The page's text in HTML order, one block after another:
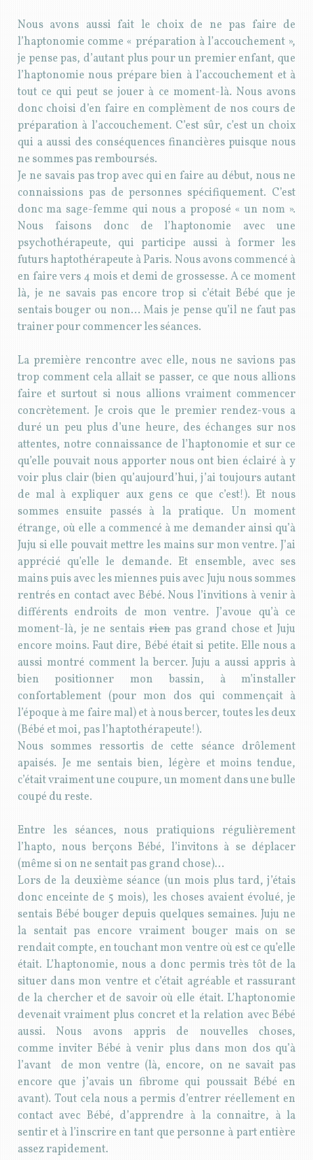
Nous avons aussi fait le choix de ne pas faire de
l’haptonomie comme « préparation à l’accouchement »,
je pense pas, d’autant plus pour un premier enfant, que
l’haptonomie nous prépare bien à l’accouchement et à
tout ce qui peut se jouer à ce moment-là. Nous avons
donc choisi d’en faire en complèment de nos cours de
préparation à l’accouchement. C’est sûr, c’est un choix
qui a aussi des conséquences financières puisque nous
ne sommes pas remboursés.
Je ne savais pas trop avec qui en faire au début, nous ne
connaissions pas de personnes spécifiquement. C’est
donc ma sage-femme qui nous a proposé « un nom ».
Nous faisons donc de l’haptonomie avec une
psychothérapeute, qui participe aussi à former les
futurs haptothérapeute à Paris. Nous avons commencé à
en faire vers 4 mois et demi de grossesse. A ce moment
là, je ne savais pas encore trop si c’était Bébé que je
sentais bouger ou non… Mais je pense qu’il ne faut pas
trainer pour commencer les séances.
La première rencontre avec elle, nous ne savions pas
trop comment cela allait se passer, ce que nous allions
faire et surtout si nous allions vraiment commencer
concrètement. Je crois que le premier rendez-vous a
duré un peu plus d’une heure, des échanges sur nos
attentes, notre connaissance de l’haptonomie et sur ce
qu’elle pouvait nous apporter nous ont bien éclairé à y
voir plus clair (bien qu’aujourd’hui, j’ai toujours autant
de mal à expliquer aux gens ce que c’est!). Et nous
sommes ensuite passés à la pratique. Un moment
étrange, où elle a commencé à me demander ainsi qu’à
Juju si elle pouvait mettre les mains sur mon ventre. J’ai
apprécié qu’elle le demande. Et ensemble, avec ses
mains puis avec les miennes puis avec Juju nous sommes
rentrés en contact avec Bébé. Nous l’invitions à venir à
différents endroits de mon ventre. J’avoue qu’à ce
moment-là, je ne sentaisrien pas grand chose et Juju
encore moins. Faut dire, Bébé était si petite. Elle nous a
aussi montré comment la bercer. Juju a aussi appris à
bien positionner mon bassin, à m’installer
confortablement (pour mon dos qui commençait à
l’époque à me faire mal) et à nous bercer, toutes les deux
(Bébé et moi, pas l’haptothérapeute!).
Nous sommes ressortis de cette séance drôlement
apaisés. Je me sentais bien, légère et moins tendue,
c’était vraiment une coupure, un moment dans une bulle
coupé du reste.
Entre les séances, nous pratiquions régulièrement
l’hapto, nous berçons Bébé, l’invitons à se déplacer
(même si on ne sentait pas grand chose)…
Lors de la deuxième séance (un mois plus tard, j’étais
donc enceinte de 5 mois), les choses avaient évolué, je
sentais Bébé bouger depuis quelques semaines. Juju ne
la sentait pas encore vraiment bouger mais on se
rendait compte, en touchant mon ventre où est ce qu’elle
était. L’haptonomie, nous a donc permis très tôt de la
situer dans mon ventre et c’était agréable et rassurant
de la chercher et de savoir où elle était. L’haptonomie
devenait vraiment plus concret et la relation avec Bébé
aussi. Nous avons appris de nouvelles choses,
comme inviter Bébé à venir plus dans mon dos qu’à
l’avant de mon ventre (là, encore, on ne savait pas
encore que j’avais un fibrome qui poussait Bébé en
avant). Tout cela nous a permis d’entrer réellement en
contact avec Bébé, d’apprendre à la connaitre, à la
sentir et à l’inscrire en tant que personne à part entière
assez rapidement.